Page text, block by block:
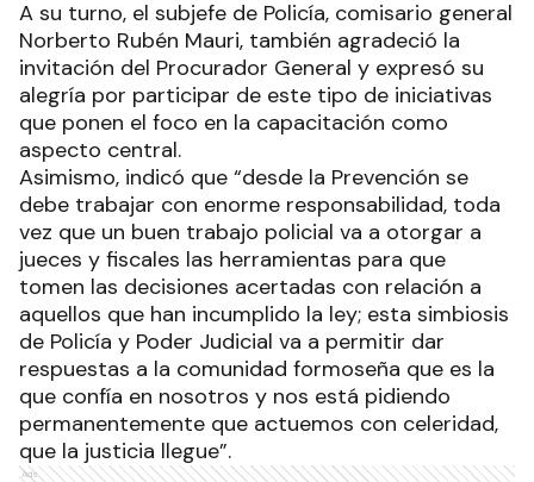
A su turno, el subjefe de Policía, comisario general
Norberto Rubén Mauri, también agradeció la
invitación del Procurador General y expresó su
alegría por participar de este tipo de iniciativas
que ponen el foco en la capacitación como
aspecto central.
Asimismo, indicó que “desde la Prevención se
debe trabajar con enorme responsabilidad, toda
vez que un buen trabajo policial va a otorgar a
jueces y fiscales las herramientas para que
tomen las decisiones acertadas con relación a
aquellos que han incumplido la ley; esta simbiosis
de Policía y Poder Judicial va a permitir dar
respuestas a la comunidad formoseña que es la
que confía en nosotros y nos está pidiendo
permanentemente que actuemos con celeridad,
que la justicia llegue”.
Ads